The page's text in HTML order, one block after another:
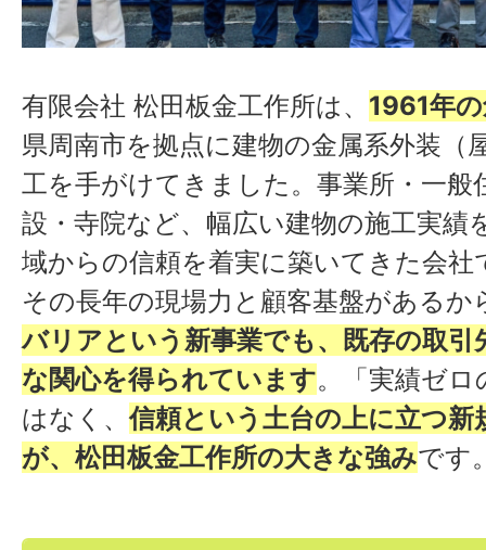
有限会社 松田板金工作所は、 1961年
県周南市を拠点に建物の金属系外装（
工を手がけてきました。事業所・一般
設・寺院など、幅広い建物の施工実績
域からの信頼を着実に築いてきた会社
その長年の現場力と顧客基盤があるか
バリアという新事業でも、既存の取引
な関心を得られています。「実績ゼロ
はなく、信頼という土台の上に立つ新
が、松田板金工作所の大きな強みです